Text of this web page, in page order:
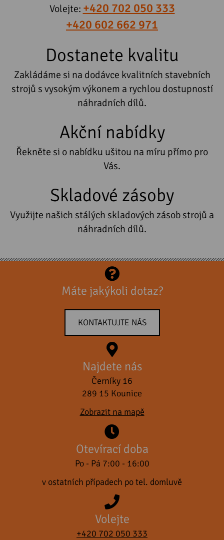
Volejte: +420 702 050 333
+420 602 662 971
Dostanete kvalitu
Zakládáme si na dodávce kvalitních stavebních
strojů s vysokým výkonem a rychlou dostupností
náhradních dílů.
Akční nabídky
Řekněte si o nabídku ušitou na míru přímo pro
Vás.
Skladové zásoby
Využijte našich stálých skladových zásob strojů a
náhradních dílů.
Máte jakýkoli dotaz?
KONTAKTUJTE NÁS
Najdete nás
Černíky 16
289 15 Kounice
Zobrazit na mapě
Otevírací doba
Po - Pá 7:00 - 16:00
v ostatních případech po tel. domluvě
Volejte
+420 702 050 333